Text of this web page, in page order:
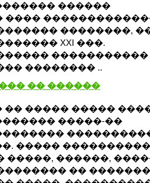
������
����
��������,
XXI ���.
�����������
�������� ..
�� ������
�� ����� �����
�����-��
�����
�����, ������,
��